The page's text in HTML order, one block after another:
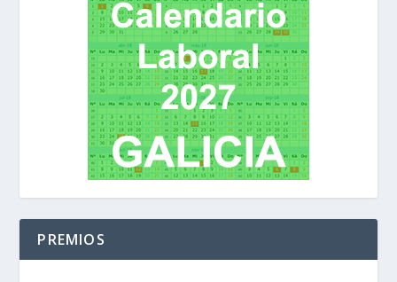
PREMIOS